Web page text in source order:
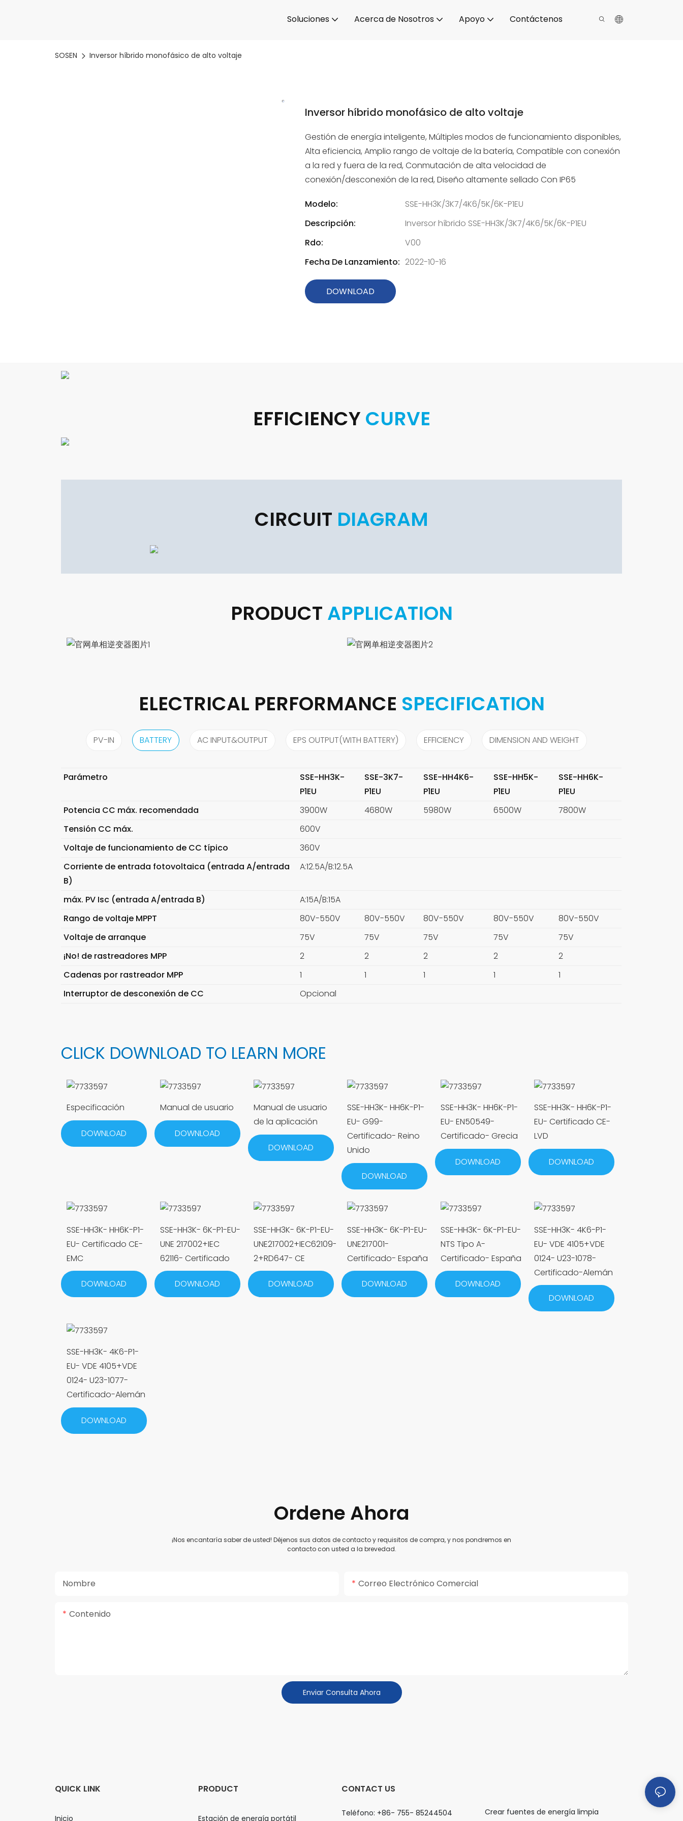
Soluciones Acerca de Nosotros Apoyo Contáctenos
SOSEN Inversor híbrido monofásico de alto voltaje
Inversor híbrido monofásico de alto voltaje
Gestión de energía inteligente, Múltiples modos de funcionamiento disponibles,
Alta eficiencia, Amplio rango de voltaje de la batería, Compatible con conexión
a la red y fuera de la red, Conmutación de alta velocidad de
conexión/desconexión de la red, Diseño altamente sellado Con IP65
DOWNLOAD
Modelo:
SSE-HH3K/3K7/4K6/5K/6K-P1EU
Descripción:
Inversor híbrido SSE-HH3K/3K7/4K6/5K/6K-P1EU
Rdo:
V00
Fecha De Lanzamiento: 2022-10-16
EFFICIENCY CURVE
CIRCUIT DIAGRAM
PRODUCT APPLICATION
ELECTRICAL PERFORMANCE SPECIFICATION
PV-IN BATTERY AC INPUT&OUTPUT EPS OUTPUT(WITH BATTERY) EFFICIENCY DIMENSION AND WEIGHT
Parámetro
SSE-HH3K-
P1EU
SSE-3K7-
P1EU
SSE-HH4K6-
P1EU
SSE-HH5K-
P1EU
SSE-HH6K-
P1EU
Potencia CC máx. recomendada
3900W 4680W 5980W 6500W
7800W
Tensión CC máx.
600V
Voltaje de funcionamiento de CC típico
360V
Corriente de entrada fotovoltaica (entrada A/entrada
B)
A:12.5A/B:12.5A
máx. PV Isc (entrada A/entrada B)
A:15A/B:15A
Rango de voltaje MPPT
80V-550V 80V-550V 80V-550V 80V-550V
80V-550V
Voltaje de arranque
75V 75V 75V 75V
75V
¡No! de rastreadores MPP
2 2 2 2
2
Cadenas por rastreador MPP
1 1 1 1
1
Interruptor de desconexión de CC
Opcional
CLICK DOWNLOAD TO LEARN MORE
Especificación
DOWNLOAD
Manual de usuario
DOWNLOAD
Manual de usuario
de la aplicación
DOWNLOAD
SSE-HH3K- HH6K-P1-
EU- G99-
Certificado- Reino
Unido
DOWNLOAD
SSE-HH3K- HH6K-P1-
EU- EN50549-
Certificado- Grecia
DOWNLOAD
SSE-HH3K- HH6K-P1-
EU- Certificado CE-
LVD
DOWNLOAD
SSE-HH3K- HH6K-P1-
EU- Certificado CE-
EMC
DOWNLOAD
SSE-HH3K- 6K-P1-EU-
UNE 217002+IEC
62116- Certificado
DOWNLOAD
SSE-HH3K- 6K-P1-EU-
UNE217002+IEC62109-
2+RD647- CE
DOWNLOAD
SSE-HH3K- 6K-P1-EU-
UNE217001-
Certificado- España
DOWNLOAD
SSE-HH3K- 6K-P1-EU-
NTS Tipo A-
Certificado- España
DOWNLOAD
SSE-HH3K- 4K6-P1-
EU- VDE 4105+VDE
0124- U23-1078-
Certificado-Alemán
DOWNLOAD
SSE-HH3K- 4K6-P1-
EU- VDE 4105+VDE
0124- U23-1077-
Certificado-Alemán
DOWNLOAD
Ordene Ahora
¡Nos encantaría saber de usted! Déjenos sus datos de contacto y requisitos de compra, y nos pondremos en
contacto con usted a la brevedad.
Nombre Correo Electrónico Comercial
Contenido
Enviar Consulta Ahora
QUICK LINK
Inicio
PRODUCT
Estación de energía portátil
CONTACT US
Teléfono: +86- 755- 85244504 Crear fuentes de energía limpia